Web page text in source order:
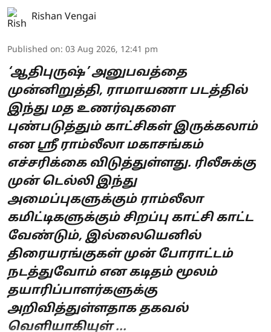
Rishan Vengai
Published on: 03 Aug 2026, 12:41 pm
‘ஆதிபுருஷ்’ அனுபவத்தை
முன்னிறுத்தி, ராமாயணா படத்தில்
இந்து மத உணர்வுகளை
புண்படுத்தும் காட்சிகள் இருக்கலாம்
என ஸ்ரீ ராம்லீலா மகாசங்கம்
எச்சரிக்கை விடுத்துள்ளது. ரிலீசுக்கு
முன் டெல்லி இந்து
அமைப்புகளுக்கும் ராம்லீலா
கமிட்டிகளுக்கும் சிறப்பு காட்சி காட்ட
வேண்டும், இல்லையெனில்
திரையரங்குகள் முன் போராட்டம்
நடத்துவோம் என கடிதம் மூலம்
தயாரிப்பாளர்களுக்கு
அறிவித்துள்ளதாக தகவல்
வெளியாகியுள் ...